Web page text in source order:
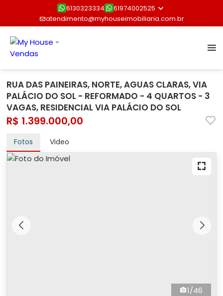
6130323334
61974002525
atendimento@myhouseimobiliaria.com.br
RUA DAS PAINEIRAS, NORTE, AGUAS CLARAS, VIA
PALÁCIO DO SOL - REFORMADO - 4 QUARTOS - 3
VAGAS, RESIDENCIAL VIA PALÁCIO DO SOL
R$ 1.399.000,00
Fotos Video
1/46